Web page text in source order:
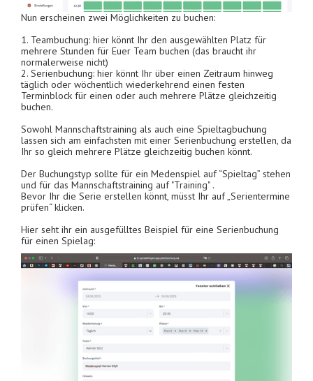
Nun erscheinen zwei Möglichkeiten zu buchen:
1. Teambuchung: hier könnt Ihr den ausgewählten Platz für
mehrere Stunden für Euer Team buchen (das braucht ihr
normalerweise nicht)
2. Serienbuchung: hier könnt Ihr über einen Zeitraum hinweg
täglich oder wöchentlich wiederkehrend einen festen
Terminblock für einen oder auch mehrere Plätze gleichzeitig
buchen.
Sowohl Mannschaftstraining als auch eine Spieltagbuchung
lassen sich am einfachsten mit einer Serienbuchung erstellen, da
Ihr so gleich mehrere Plätze gleichzeitig buchen könnt.
Der Buchungstyp sollte für ein Medenspiel auf “Spieltag” stehen
und für das Mannschaftstraining auf "Training" .
Bevor Ihr die Serie erstellen könnt, müsst Ihr auf „Serientermine
prüfen“ klicken.
Hier seht ihr ein ausgefülltes Beispiel für eine Serienbuchung
für einen Spielag: